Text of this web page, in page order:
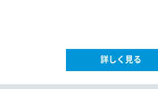
詳しく見る